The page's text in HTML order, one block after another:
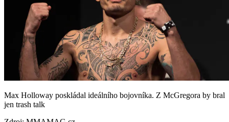
Max Holloway poskládal ideálního bojovníka. Z McGregora by bral
jen trash talk